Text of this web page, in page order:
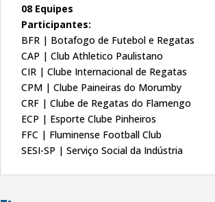
08 Equipes
Participantes:
BFR | Botafogo de Futebol e Regatas
CAP | Club Athletico Paulistano
CIR | Clube Internacional de Regatas
CPM | Clube Paineiras do Morumby
CRF | Clube de Regatas do Flamengo
ECP | Esporte Clube Pinheiros
FFC | Fluminense Football Club
SESI-SP | Serviço Social da Indústria